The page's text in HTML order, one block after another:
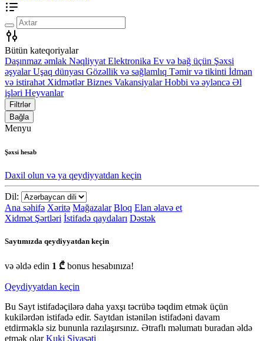
Bütün kateqoriyalar
Daşınmaz əmlak Nəqliyyat Elektronika Ev və bağ üçün Şəxsi
əşyalar Uşaq dünyası Gözəllik və sağlamlıq Təmir və tikinti İdman
və istirahət Xidmətlər Biznes Vakansiyalar Hobbi və əyləncə Əl
işləri Heyvanlar
Filtrlər
Bağla
Menyu
Şəxsi hesab
Daxil olun və ya qeydiyyatdan keçin
Dil:
Ana səhifə Xəritə Mağazalar Bloq Elan əlavə et
Xidmət Şərtləri İstifadə qaydaları Dəstək
Saytımızda qeydiyyatdan keçin
və əldə edin 1 ₾ bonus hesabınıza!
Qeydiyyatdan keçin
Bu Sayt istifadəçilərə daha yaxşı təcrübə təqdim etmək üçün
kukilərdən istifadə edir. Saytdan istənilən istifadəni davam
etdirməklə siz bununla razılaşırsınız. Ətraflı məlumatı buradan əldə
etmək olarKuki Siyasəti